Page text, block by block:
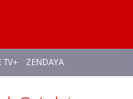
TV+ ZENDAYA